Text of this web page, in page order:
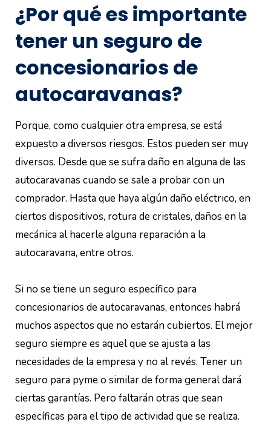
¿Por qué es importante
tener un seguro de
concesionarios de
autocaravanas?
Porque, como cualquier otra empresa, se está
expuesto a diversos riesgos. Estos pueden ser muy
diversos. Desde que se sufra daño en alguna de las
autocaravanas cuando se sale a probar con un
comprador. Hasta que haya algún daño eléctrico, en
ciertos dispositivos, rotura de cristales, daños en la
mecánica al hacerle alguna reparación a la
autocaravana, entre otros.
Si no se tiene un seguro específico para
concesionarios de autocaravanas, entonces habrá
muchos aspectos que no estarán cubiertos. El mejor
seguro siempre es aquel que se ajusta a las
necesidades de la empresa y no al revés. Tener un
seguro para pyme o similar de forma general dará
ciertas garantías. Pero faltarán otras que sean
específicas para el tipo de actividad que se realiza.